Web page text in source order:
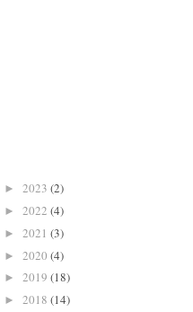
► 2023 (2)
► 2022 (4)
► 2021 (3)
► 2020 (4)
► 2019 (18)
► 2018 (14)